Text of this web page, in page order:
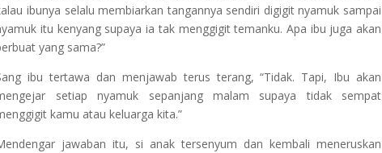
ibunya selalu membiarkan tangannya sendiri digigit nyamuk sampai
itu kenyang supaya ia tak menggigit temanku. Apa ibu juga akan
yang sama?”
ibu tertawa dan menjawab terus terang, “Tidak. Tapi, Ibu akan
setiap nyamuk sepanjang malam supaya tidak sempat
kamu atau keluarga kita.”
jawaban itu, si anak tersenyum dan kembali meneruskan